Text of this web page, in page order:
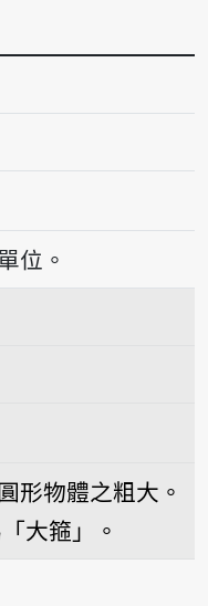
位。
形物體之粗大。
大箍」。